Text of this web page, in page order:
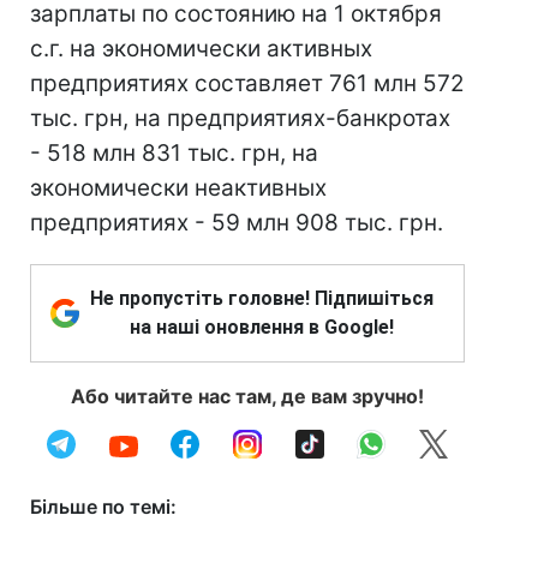
зарплаты по состоянию на 1 октября
с.г. на экономически активных
предприятиях составляет 761 млн 572
тыс. грн, на предприятиях-банкротах
- 518 млн 831 тыс. грн, на
экономически неактивных
предприятиях - 59 млн 908 тыс. грн.
Не пропустіть головне! Підпишіться
на наші оновлення в Google!
Або читайте нас там, де вам зручно!
Більше по темі: